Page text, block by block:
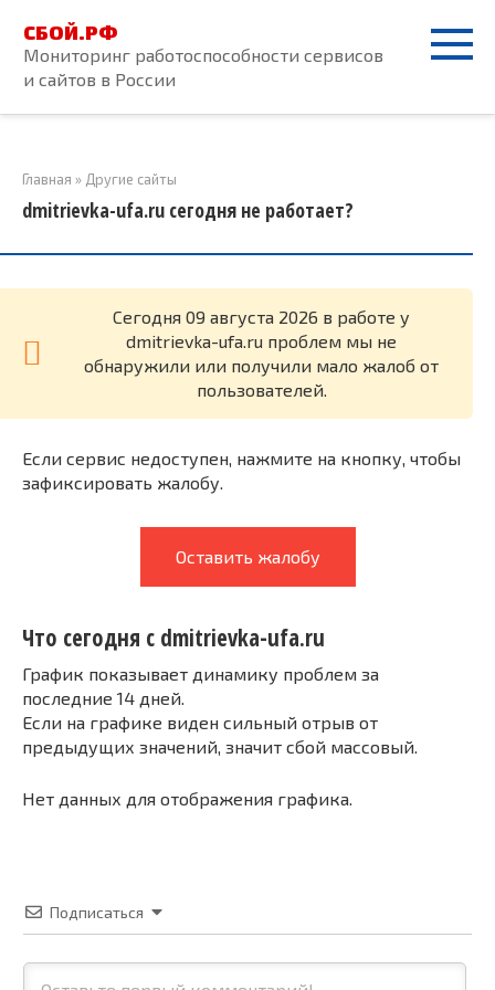
контенту
СБОЙ.РФ
Мониторинг работоспособности сервисов
и сайтов в России
Главная » Другие сайты
dmitrievka-ufa.ru сегодня не работает?
Cегодня 09 августа 2026 в работе у
dmitrievka-ufa.ru проблем мы не
обнаружили или получили мало жалоб от
пользователей.
Если сервис недоступен, нажмите на кнопку, чтобы
зафиксировать жалобу.
Оставить жалобу
Что сегодня с dmitrievka-ufa.ru
График показывает динамику проблем за
последние 14 дней.
Если на графике виден сильный отрыв от
предыдущих значений, значит сбой массовый.
Нет данных для отображения графика.
Подписаться